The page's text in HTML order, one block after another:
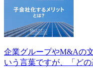
企業グループやM&Aの
いう言葉ですが、「ど